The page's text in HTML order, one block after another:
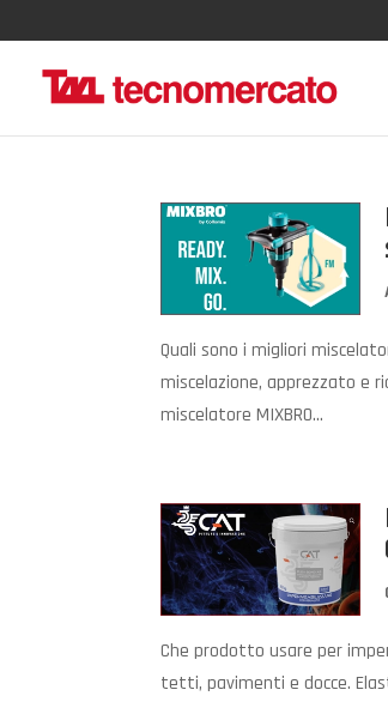
Quali sono i migliori
miscelazione, apprezzato e
miscelatore MIXBRO...
Che prodotto usare per
tetti, pavimenti e docce.